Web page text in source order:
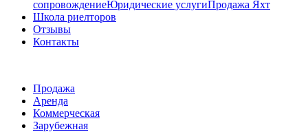
сопровождениеЮридические услугиПродажа Яхт
Школа риелторов
Отзывы
Контакты
Продажа
Аренда
Коммерческая
Зарубежная